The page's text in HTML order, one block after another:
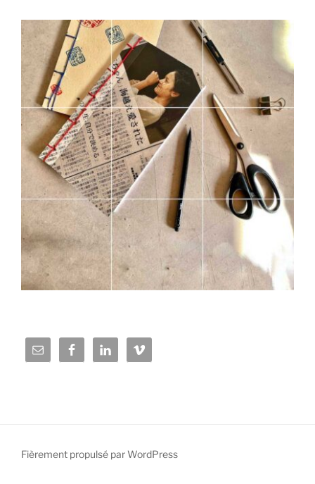
Fièrement propulsé par WordPress